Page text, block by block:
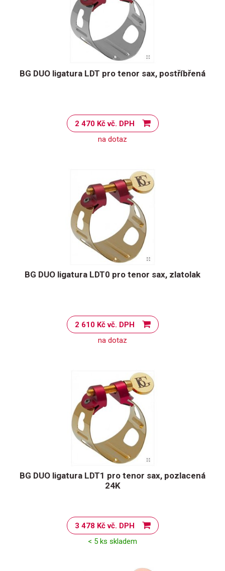
BG DUO ligatura LDT pro tenor sax, postříbřená
2 470 Kč vč. DPH
na dotaz
BG DUO ligatura LDT0 pro tenor sax, zlatolak
2 610 Kč vč. DPH
na dotaz
BG DUO ligatura LDT1 pro tenor sax, pozlacená
24K
3 478 Kč vč. DPH
< 5 ks skladem